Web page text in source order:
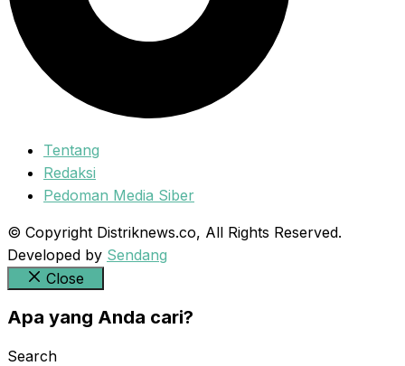
Tentang
Redaksi
Pedoman Media Siber
© Copyright Distriknews.co, All Rights Reserved.
Developed by Sendang
Close
Apa yang Anda cari?
Search